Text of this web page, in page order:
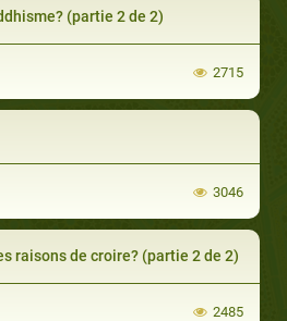
(partie 2 de 2)
2715
3046
raisons de croire? (partie 2 de 2)
2485